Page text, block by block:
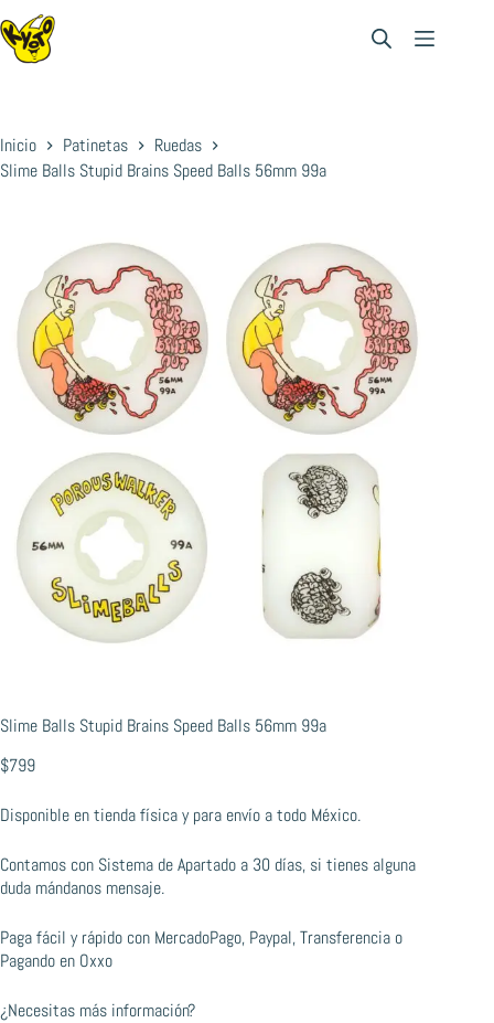
Saltar
al
contenido
Inicio Patinetas
Ruedas
Slime Balls Stupid Brains Speed Balls 56mm 99a
Slime Balls Stupid Brains Speed Balls 56mm 99a
$799
Disponible en tienda física y para envío a todo México.
Contamos con Sistema de Apartado a 30 días, si tienes alguna
duda mándanos mensaje.
Paga fácil y rápido con MercadoPago, Paypal, Transferencia o
Pagando en Oxxo
¿Necesitas más información?